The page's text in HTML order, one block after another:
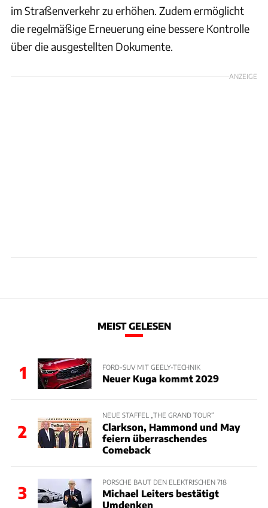
im Straßenverkehr zu erhöhen. Zudem ermöglicht
die regelmäßige Erneuerung eine bessere Kontrolle
über die ausgestellten Dokumente.
ANZEIGE
MEIST GELESEN
1 FORD-SUV MIT GEELY-TECHNIK
Neuer Kuga kommt 2029
2
NEUE STAFFEL „THE GRAND TOUR“
Clarkson, Hammond und May
feiern überraschendes
Comeback
3
PORSCHE BAUT DEN ELEKTRISCHEN 718
Michael Leiters bestätigt
Umdenken